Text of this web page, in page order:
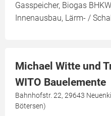
Gasspeicher, Biogas
Innenausbau, Lärm- /
Michael Witte und
WITO Bauelemente
Bahnhofstr. 22, 29643
Bötersen)